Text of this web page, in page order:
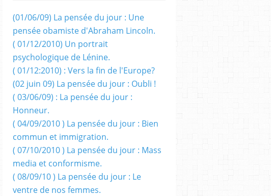
(01/06/09) La pensée du jour : Une
pensée obamiste d'Abraham Lincoln.
( 01/12/2010) Un portrait
psychologique de Lénine.
( 01/12:2010) : Vers la fin de l'Europe?
(02 juin 09) La pensée du jour : Oubli !
( 03/06/09) : La pensée du jour :
Honneur.
( 04/09/2010 ) La pensée du jour : Bien
commun et immigration.
( 07/10/2010 ) La pensée du jour : Mass
media et conformisme.
( 08/09/10 ) La pensée du jour : Le
ventre de nos femmes.